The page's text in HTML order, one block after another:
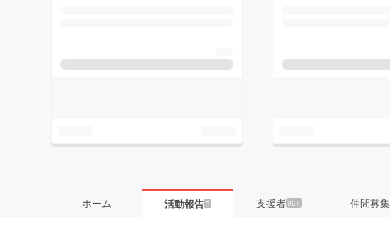
ホーム 活動報告3 支援者99+ 仲間募集